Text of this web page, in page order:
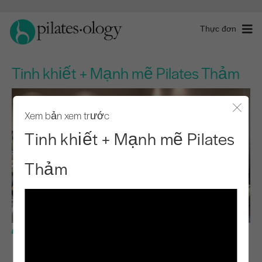
Thực đơn
Tinh khiết + Mạnh mẽ Pilates Thảm
Xem bản xem trước
Tinh khiết + Mạnh mẽ Pilates
Thảm